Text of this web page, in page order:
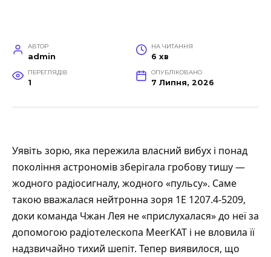
АВТОР
admin
НА ЧИТАННЯ
6 хв
ПЕРЕГЛЯДІВ
1
ОПУБЛІКОВАНО
7 Липня, 2026
Уявіть зорю, яка пережила власний вибух і понад
покоління астрономів зберігала гробову тишу —
жодного радіосигналу, жодного «пульсу». Саме
такою вважалася нейтронна зоря 1E 1207.4-5209,
доки команда Чжан Лея не «прислухалася» до неї за
допомогою радіотелескопа MeerKAT і не вловила її
надзвичайно тихий шепіт. Тепер виявилося, що